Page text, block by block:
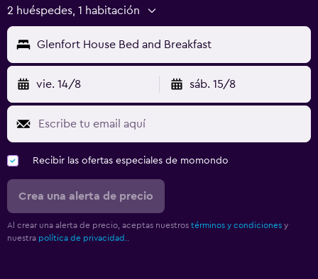
2 huéspedes, 1 habitación
Glenfort House Bed and Breakfast
vie. 14/8 sáb. 15/8
Recibir las ofertas especiales de momondo
Crea una alerta de precio
Al crear una alerta de precio, aceptas nuestros términos y condiciones y
nuestra política de privacidad.